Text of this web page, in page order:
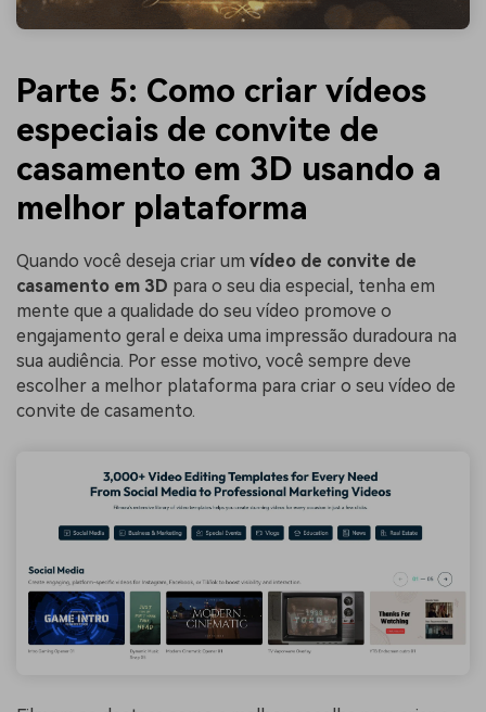
Parte 5: Como criar vídeos
especiais de convite de
casamento em 3D usando a
melhor plataforma
Quando você deseja criar um vídeo de convite de
casamento em 3D para o seu dia especial, tenha em
mente que a qualidade do seu vídeo promove o
engajamento geral e deixa uma impressão duradoura na
sua audiência. Por esse motivo, você sempre deve
escolher a melhor plataforma para criar o seu vídeo de
convite de casamento.